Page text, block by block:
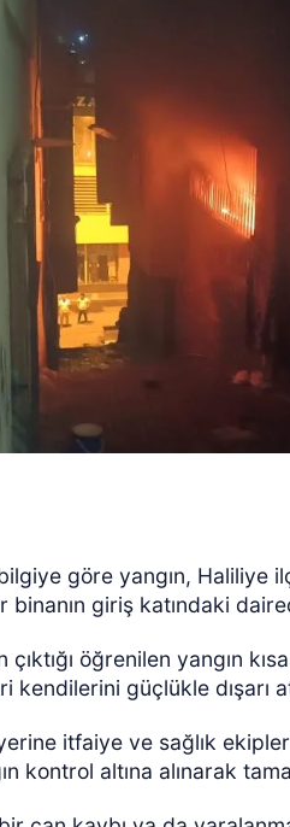
göre yangın, Haliliye
giriş katındaki
öğrenilen yangın
kendilerini güçlükle
itfaiye ve sağlık
kontrol altına alınarak